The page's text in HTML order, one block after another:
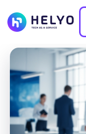
Soluções
Segmentos
Suporte
Carreiras
Blog